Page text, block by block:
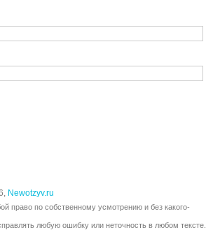
Newotzyv.ru
право по собственному усмотрению и без какого-
любую ошибку или неточность в любом тексте.